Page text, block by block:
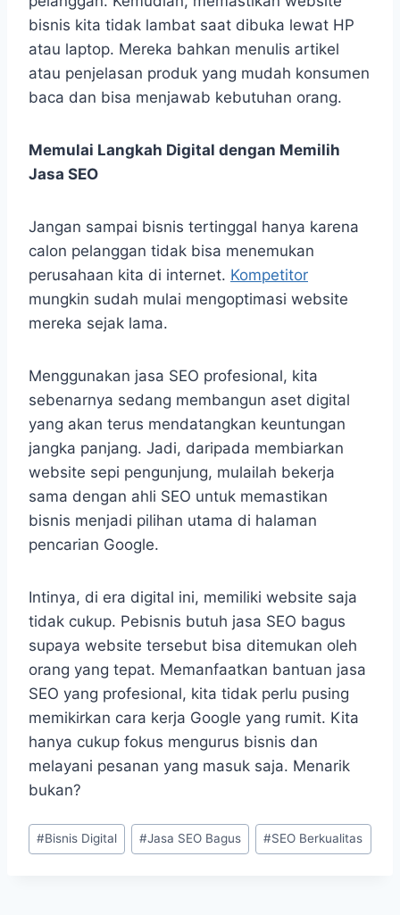
bisnis kita tidak lambat saat dibuka lewat HP
atau laptop. Mereka bahkan menulis artikel
atau penjelasan produk yang mudah konsumen
baca dan bisa menjawab kebutuhan orang.
Memulai Langkah Digital dengan Memilih
Jasa SEO
Jangan sampai bisnis tertinggal hanya karena
calon pelanggan tidak bisa menemukan
perusahaan kita di internet. Kompetitor
mungkin sudah mulai mengoptimasi website
mereka sejak lama.
Menggunakan jasa SEO profesional, kita
sebenarnya sedang membangun aset digital
yang akan terus mendatangkan keuntungan
jangka panjang. Jadi, daripada membiarkan
website sepi pengunjung, mulailah bekerja
sama dengan ahli SEO untuk memastikan
bisnis menjadi pilihan utama di halaman
pencarian Google.
Intinya, di era digital ini, memiliki website saja
tidak cukup. Pebisnis butuh jasa SEO bagus
supaya website tersebut bisa ditemukan oleh
orang yang tepat. Memanfaatkan bantuan jasa
SEO yang profesional, kita tidak perlu pusing
memikirkan cara kerja Google yang rumit. Kita
hanya cukup fokus mengurus bisnis dan
melayani pesanan yang masuk saja. Menarik
bukan?
Post
Tags:
#Bisnis Digital #Jasa SEO Bagus #SEO Berkualitas